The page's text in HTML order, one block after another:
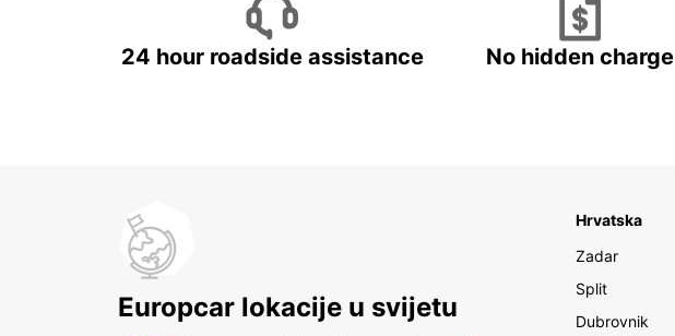
24 hour roadside assistance No hidden charge
Europcar lokacije u svijetu
Hrvatska
Zadar
Split
Dubrovnik